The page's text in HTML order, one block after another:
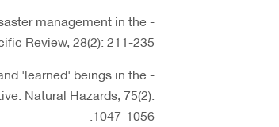
management in the
Review, 28(2): 211-235.
'learned' beings in the
Natural Hazards, 75(2):
1047-1056.